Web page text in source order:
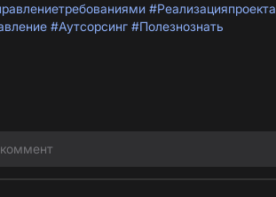
#Реализацияпроекта
#Аутсорсинг #Полезнознать